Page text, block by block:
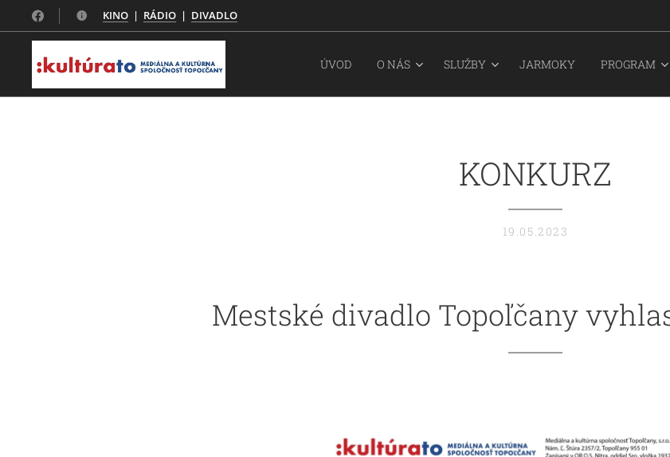
KINO | RÁDIO | DIVADLO
ÚVOD O NÁS SLUŽBY JARMOKY PROGRAM
KONKURZ
19.05.2023
Mestské divadlo Topoľčany